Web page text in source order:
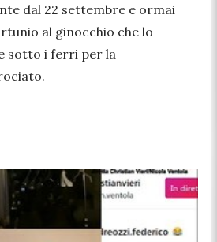
dal 22 settembre e ormai
al ginocchio che lo
sotto i ferri per la